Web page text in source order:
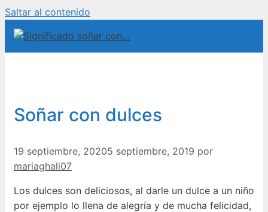
Saltar al contenido
Soñar con dulces
19 septiembre, 20205 septiembre, 2019 por
mariaghali07
Los dulces son deliciosos, al darle un dulce a un niño
por ejemplo lo llena de alegría y de mucha felicidad,